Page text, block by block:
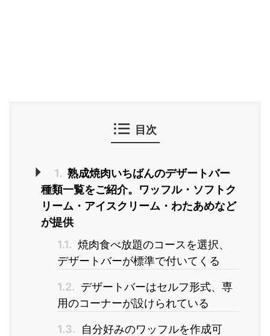
目次
1. 熟成焼肉いちばんのデザートバー
種類一覧をご紹介。ワッフル・ソフトク
リーム・アイスクリーム・わたあめなど
が提供
1.1. 焼肉食べ放題のコースを選択、
デザートバーが標準で付いてくる
1.2. デザートバーはセルフ形式、専
用のコーナーが設けられている
1.3.
自分好みのワッフルを作成可